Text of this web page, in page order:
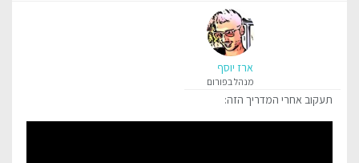
ארז יוסף
מנהל בפורום
תעקוב אחרי המדריך הזה: